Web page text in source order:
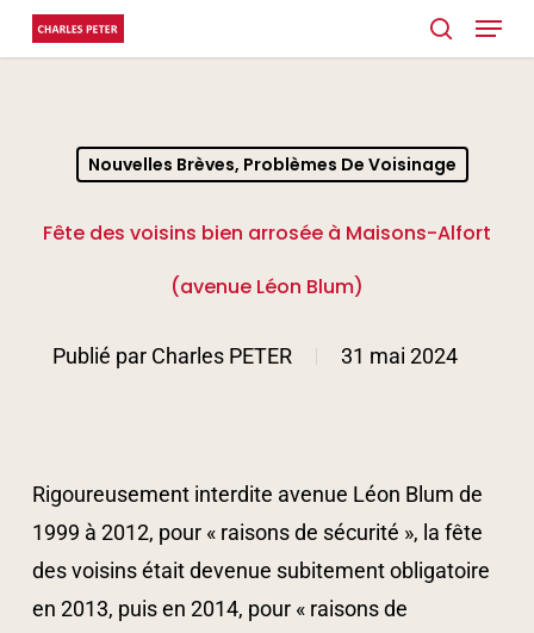
Skip
to
search
Menu
Nouvelles Brèves, Problèmes De Voisinage
Fête des voisins bien arrosée à Maisons-Alfort
(avenue Léon Blum)
Publié par Charles PETER 31 mai 2024
Rigoureusement interdite avenue Léon Blum de
1999 à 2012, pour « raisons de sécurité », la fête
des voisins était devenue subitement obligatoire
en 2013, puis en 2014, pour « raisons de